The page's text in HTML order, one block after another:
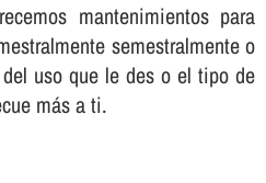
mantenimientos para
semestralmente o
uso que le des o el tipo de
más a ti.